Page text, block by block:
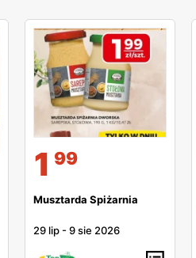
1 99
Musztarda Spiżarnia
29 lip -9 sie 2026